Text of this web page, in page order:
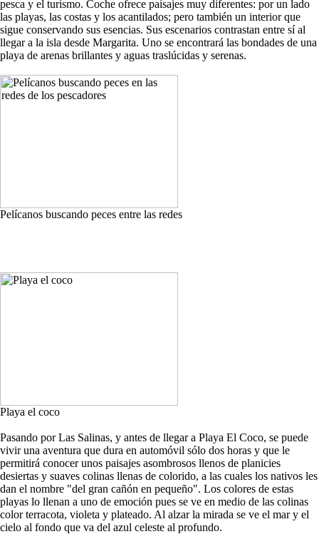
pesca y el turismo. Coche ofrece paisajes muy diferentes: por un lado
las playas, las costas y los acantilados; pero también un interior que
sigue conservando sus esencias. Sus escenarios contrastan entre sí al
llegar a la isla desde Margarita. Uno se encontrará las bondades de una
playa de arenas brillantes y aguas traslúcidas y serenas.
Pelícanos buscando peces entre las redes
Playa el coco
Pasando por Las Salinas, y antes de llegar a Playa El Coco, se puede
vivir una aventura que dura en automóvil sólo dos horas y que le
permitirá conocer unos paisajes asombrosos llenos de planicies
desiertas y suaves colinas llenas de colorido, a las cuales los nativos les
dan el nombre "del gran cañón en pequeño". Los colores de estas
playas lo llenan a uno de emoción pues se ve en medio de las colinas
color terracota, violeta y plateado. Al alzar la mirada se ve el mar y el
cielo al fondo que va del azul celeste al profundo.